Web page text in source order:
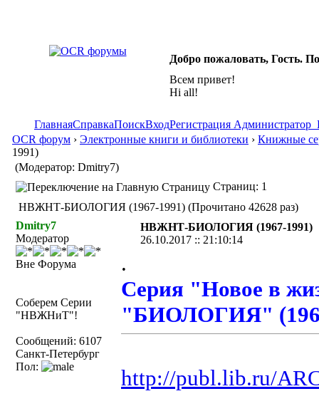
Добро пожаловать, Гость.
Всем привет!
Hi all!
ГлавнаяСправкаПоискВходРегистрация Администратор
OCR форум › Электронные книги и библиотеки › Книжные
1991)
(Модератор: Dmitry7)
Страниц: 1
НВЖНТ-БИОЛОГИЯ (1967-1991) (Прочитано 42628 раз)
Dmitry7
Модератор
Вне Форума
Соберем Серии
"НВЖНиТ"!
Сообщений: 6107
Санкт-Петербург
Пол:
НВЖНТ-БИОЛОГИЯ (1967-1991)
26.10.2017 :: 21:10:14
.
Серия "Новое в
"БИОЛОГИЯ"
http://publ.lib.ru/